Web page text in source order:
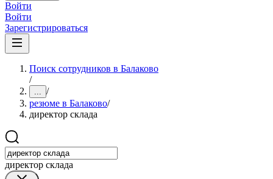
Войти
Войти
Зарегистрироваться
Поиск сотрудников в Балаково
/
... /
резюме в Балаково/
директор склада
директор склада